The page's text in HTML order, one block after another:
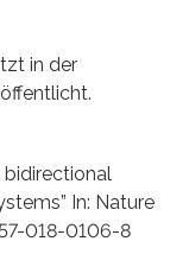
in der
bidirectional
In: Nature
018-0106-8